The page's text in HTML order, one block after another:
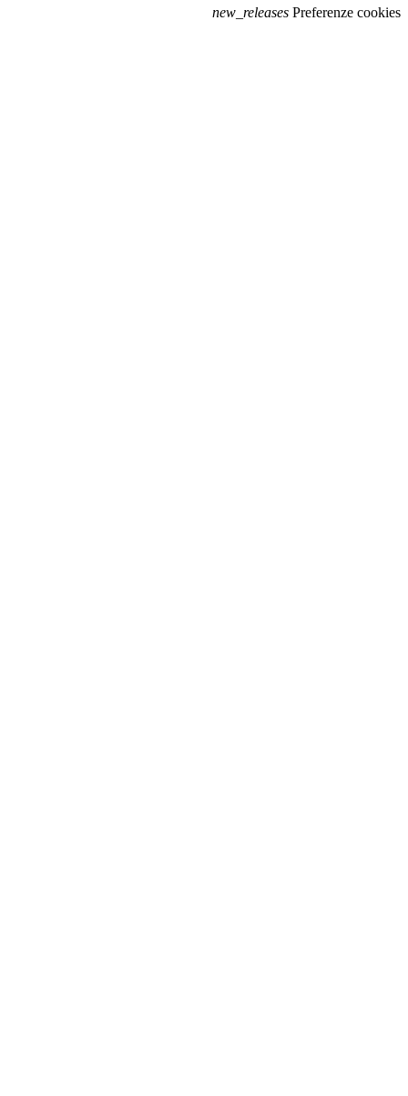
new_releases Preferenze cookies